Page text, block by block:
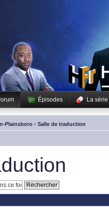
Épisodes La série
Plainsboro ‹ Salle de traduction